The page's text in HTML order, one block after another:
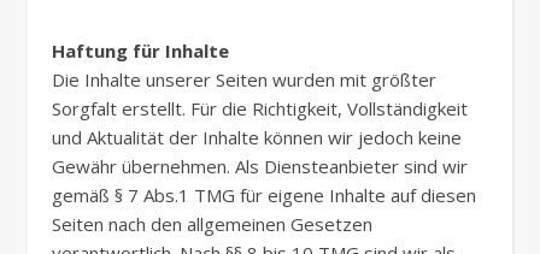
Haftung für Inhalte
Die Inhalte unserer Seiten wurden mit größter
Sorgfalt erstellt. Für die Richtigkeit, Vollständigkeit
und Aktualität der Inhalte können wir jedoch keine
Gewähr übernehmen. Als Diensteanbieter sind wir
gemäß § 7 Abs.1 TMG für eigene Inhalte auf diesen
Seiten nach den allgemeinen Gesetzen